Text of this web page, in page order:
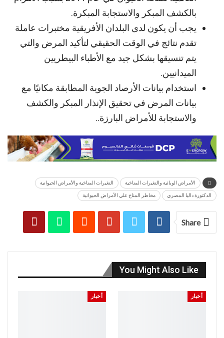
بالكشف المبكر والاستجابة المبكرة.
يجب أن يكون لدى البلدان الأفريقية مختبرات عاملة
تقدم نتائج في الوقت الحقيقي لتأكيد المرض والتي
يتم تنسيقها بشكل جيد مع الأطباء البيطريين
الميدانيين.
استخدام بيانات الأرصاد الجوية المطابقة مكانيًا مع
بيانات المرض في تحقيق الإنذار المبكر والكشف
والاستجابة للأمراض البارزة..
الأمراض الوبائية والتغيرات المناخية التغيرات المناخية والأمراض الحيوانية
الدكتورة داليا المصري مخاطر المناخ علي الأمراض الحيوانية
Share
You Might Also Like
أخبار أخبار